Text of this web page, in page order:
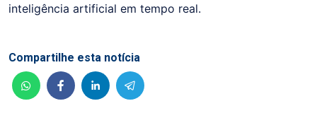
inteligência artificial em tempo real.
Compartilhe esta notícia